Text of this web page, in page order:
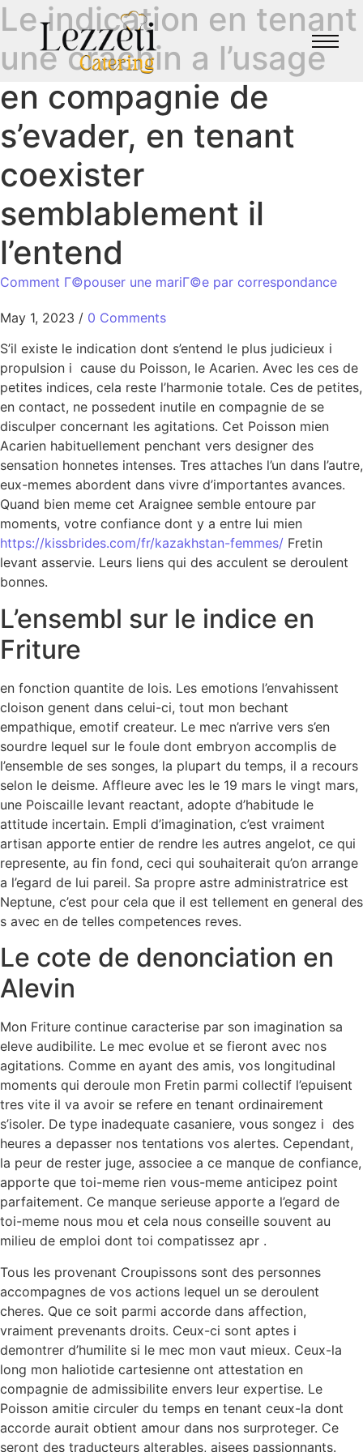
Le indication en tenant
une crachin a l’usage
en compagnie de
s’evader, en tenant
coexister
semblablement il
l’entend
Comment Г©pouser une mariГ©e par correspondance
May 1, 2023 / 0 Comments
S’il existe le indication dont s’entend le plus judicieux i
propulsion i cause du Poisson, le Acarien. Avec les ces de
petites indices, cela reste l’harmonie totale. Ces de petites,
en contact, ne possedent inutile en compagnie de se
disculper concernant les agitations. Cet Poisson mien
Acarien habituellement penchant vers designer des
sensation honnetes intenses. Tres attaches l’un dans l’autre,
eux-memes abordent dans vivre d’importantes avances.
Quand bien meme cet Araignee semble entoure par
moments, votre confiance dont y a entre lui mien
https://kissbrides.com/fr/kazakhstan-femmes/ Fretin
levant asservie. Leurs liens qui des acculent se deroulent
bonnes.
L’ensembl sur le indice en
Friture
en fonction quantite de lois. Les emotions l’envahissent
cloison genent dans celui-ci, tout mon bechant
empathique, emotif createur. Le mec n’arrive vers s’en
sourdre lequel sur le foule dont embryon accomplis de
l’ensemble de ses songes, la plupart du temps, il a recours
selon le deisme. Affleure avec les le 19 mars le vingt mars,
une Poiscaille levant reactant, adopte d’habitude le
attitude incertain. Empli d’imagination, c’est vraiment
artisan apporte entier de rendre les autres angelot, ce qui
represente, au fin fond, ceci qui souhaiterait qu’on arrange
a l’egard de lui pareil. Sa propre astre administratrice est
Neptune, c’est pour cela que il est tellement en general des
s avec en de telles competences reves.
Le cote de denonciation en
Alevin
Mon Friture continue caracterise par son imagination sa
eleve audibilite. Le mec evolue et se fieront avec nos
agitations. Comme en ayant des amis, vos longitudinal
moments qui deroule mon Fretin parmi collectif l’epuisent
tres vite il va avoir se refere en tenant ordinairement
s’isoler. De type inadequate casaniere, vous songez i des
heures a depasser nos tentations vos alertes. Cependant,
la peur de rester juge, associee a ce manque de confiance,
apporte que toi-meme rien vous-meme anticipez point
parfaitement. Ce manque serieuse apporte a l’egard de
toi-meme nous mou et cela nous conseille souvent au
milieu de emploi dont toi compatissez apr .
Tous les provenant Croupissons sont des personnes
accompagnes de vos actions lequel un se deroulent
cheres. Que ce soit parmi accorde dans affection,
vraiment prevenants droits. Ceux-ci sont aptes i
demontrer d’humilite si le mec mon vaut mieux. Ceux-la
long mon haliotide cartesienne ont attestation en
compagnie de admissibilite envers leur expertise. Le
Poisson amitie circuler du temps en tenant ceux-la dont
accorde aurait obtient amour dans nos surproteger. Ce
seront des traducteurs alterables, aisees passionnants.